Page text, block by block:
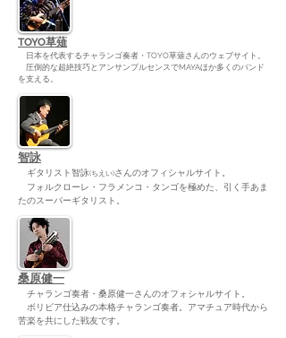
TOYO草薙
日本を代表するチャランゴ奏者・TOYO草薙さんのウェブサイト。
圧倒的な超絶技巧とアンサンブルセンスでMAYAほか多くのバンド
を支える。
智詠
ギタリスト智詠(ちえい)さんのオフィシャルサイト。
フォルクローレ・フラメンコ・タンゴを極めた、引く手あま
たのスーパーギタリスト。
桑原健一
チャランゴ奏者・桑原健一さんのオフォシャルサイト。
ボリビア仕込みの本格チャランゴ奏者。アマチュア時代から
苦楽を共にした戦友です。